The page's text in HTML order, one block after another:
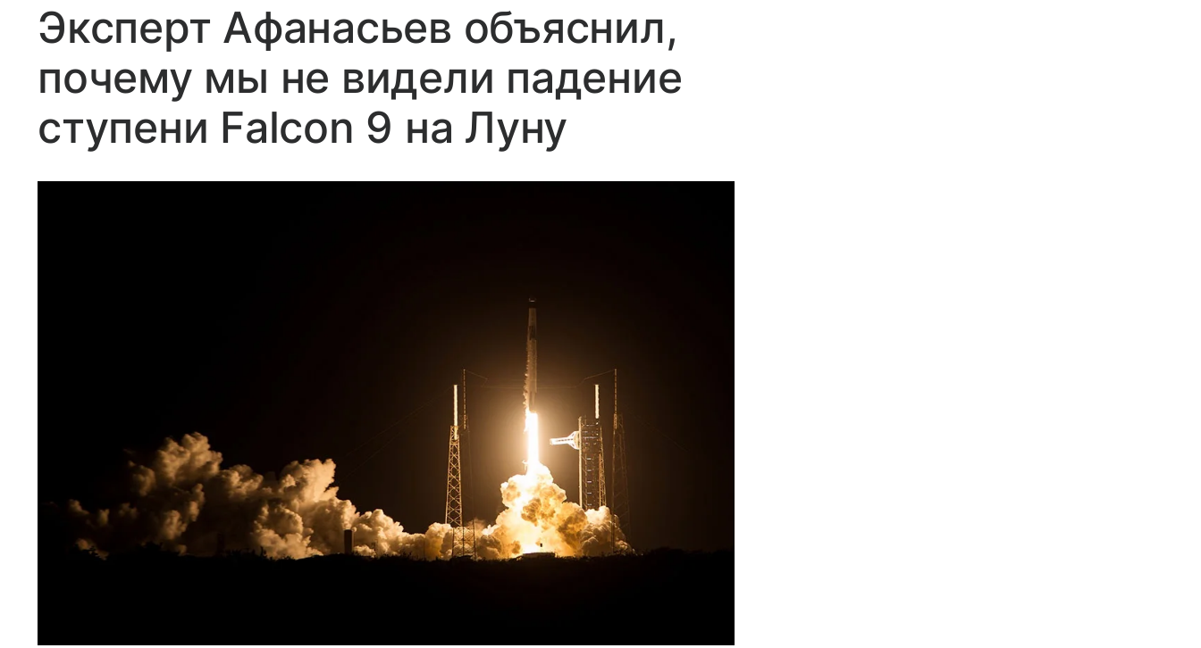
Эксперт Афанасьев объяснил,
почему мы не видели падение
ступени Falcon 9 на Луну